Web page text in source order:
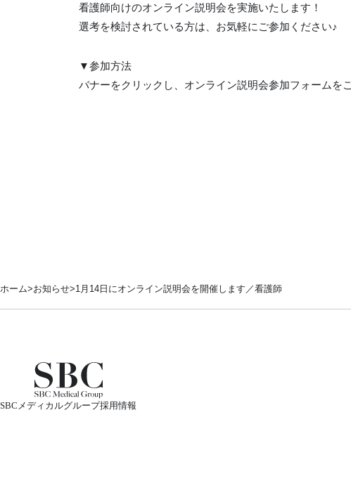
看護師向けのオンライン説明会を実施いたします！
選考を検討されている方は、お気軽にご参加ください♪
▼参加方法
バナーをクリックし、オンライン説明会参加フォームを
ホーム お知らせ 1月14日にオンライン説明会を開催します／看護師
SBCメディカルグループ採用情報